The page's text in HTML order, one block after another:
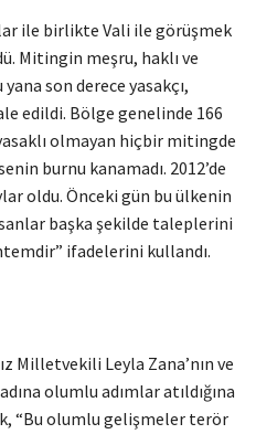
ile birlikte Vali ile görüşmek
Mitingin meşru, haklı ve
son derece yasakçı,
edildi. Bölge genelinde 166
olmayan hiçbir mitingde
burnu kanamadı. 2012’de
oldu. Önceki gün bu ülkenin
başka şekilde taleplerini
ifadelerini kullandı.
Milletvekili Leyla Zana’nın ve
olumlu adımlar atıldığına
“Bu olumlu gelişmeler terör